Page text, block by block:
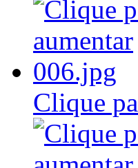
Clique